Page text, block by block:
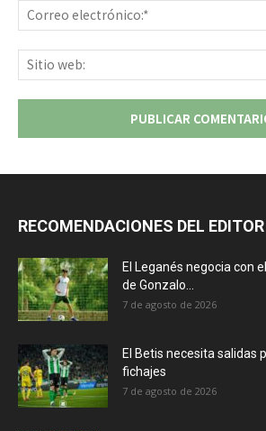
RECOMENDACIONES DEL EDITOR
El Leganés negocia con
de Gonzalo...
7 de agosto de 2026
El Betis necesita salidas
fichajes
7 de agosto de 2026